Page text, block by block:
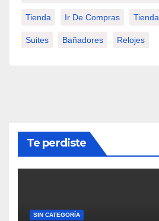
Tienda Ir De Compras Tienda
Suites Bañadores Relojes
Te perdiste
SIN CATEGORÍA